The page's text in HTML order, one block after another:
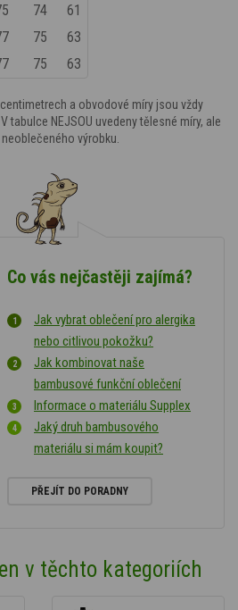
74
61
75
63
75 63
a obvodové míry jsou vždy
tabulce NEJSOU uvedeny tělesné míry, ale
výrobku.
Co vás nejčastěji zajímá?
Jak vybrat oblečení pro alergika
nebo citlivou pokožku?
Jak kombinovat naše
bambusové funkční oblečení
Informace o materiálu Supplex
Jaký druh bambusového
materiálu si mám koupit?
PŘEJÍT DO PORADNY
v těchto kategoriích